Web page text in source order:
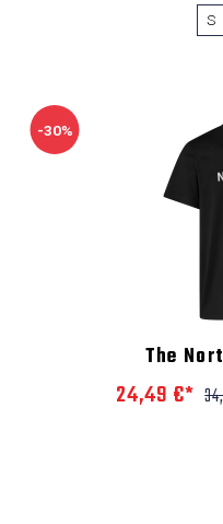
S
-30%
The
24,49 €*